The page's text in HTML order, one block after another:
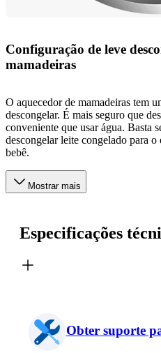
Configuração de leve
mamadeiras
O aquecedor de mamadeiras tem
descongelar. É mais seguro que
conveniente que usar água. Basta
descongelar leite congelado para
bebê.
Mostrar mais
Especificações
Obter suporte